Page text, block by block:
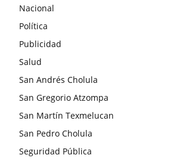
Nacional
Política
Publicidad
Salud
San Andrés Cholula
San Gregorio Atzompa
San Martín Texmelucan
San Pedro Cholula
Seguridad Pública